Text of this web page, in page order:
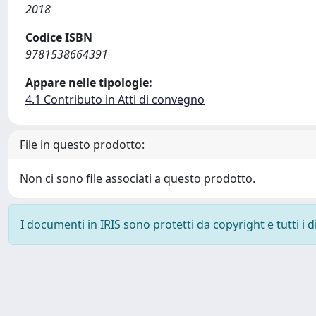
2018
Codice ISBN
9781538664391
Appare nelle tipologie:
4.1 Contributo in Atti di convegno
File in questo prodotto:
Non ci sono file associati a questo prodotto.
I documenti in IRIS sono protetti da copyright e tutti i